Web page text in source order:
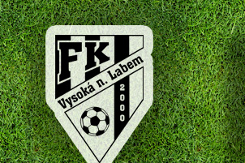
FK Vysoká nad Labem
A tým × FC Vrchlabí "A"